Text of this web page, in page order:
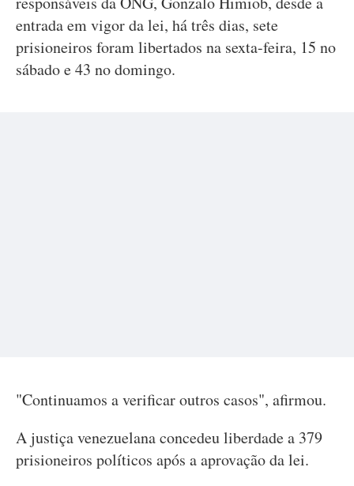
entrada em vigor da lei, há três dias, sete
prisioneiros foram libertados na sexta-feira, 15 no
sábado e 43 no domingo.
"Continuamos a verificar outros casos", afirmou.
A justiça venezuelana concedeu liberdade a 379
prisioneiros políticos após a aprovação da lei.